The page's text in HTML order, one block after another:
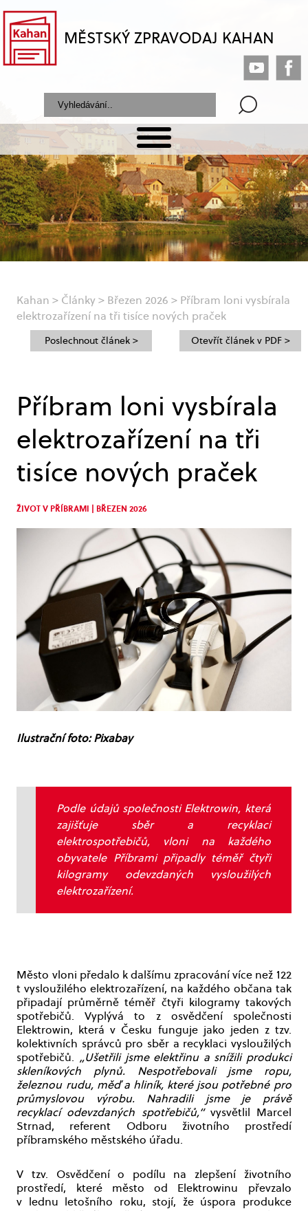
MĚSTSKÝ ZPRAVODAJ KAHAN
Kahan > Články> Březen 2026 > Příbram loni vysbírala
elektrozařízení na tři tisíce nových praček
Příbram loni vysbírala
elektrozařízení na tři
tisíce nových praček
ŽIVOT V PŘÍBRAMI | BŘEZEN 2026
Ilustrační foto: Pixabay
Podle údajů společnosti Elektrowin, která
zajišťuje sběr a recyklaci
elektrospotřebičů, vloni na každého
obyvatele Příbrami připadly téměř čtyři
kilogramy odevzdaných vysloužilých
elektrozařízení.
Město vloni předalo k dalšímu zpracování více než 122
t vysloužilého elektrozařízení, na každého občana tak
připadají průměrně téměř čtyři kilogramy takových
spotřebičů. Vyplývá to z osvědčení společnosti
Elektrowin, která v Česku funguje jako jeden z tzv.
kolektivních správců pro sběr a recyklaci vysloužilých
spotřebičů. „Ušetřili jsme elektřinu a snížili produkci
skleníkových plynů. Nespotřebovali jsme ropu,
železnou rudu, měď a hliník, které jsou potřebné pro
průmyslovou výrobu. Nahradili jsme je právě
recyklací odevzdaných spotřebičů,“vysvětlil Marcel
Strnad, referent Odboru životního prostředí
příbramského městského úřadu.
V tzv. Osvědčení o podílu na zlepšení životního
prostředí, které město od Elektrowinu převzalo
v lednu letošního roku, stojí, že úspora produkce
Poslechnout článek > Otevřít článek v PDF >